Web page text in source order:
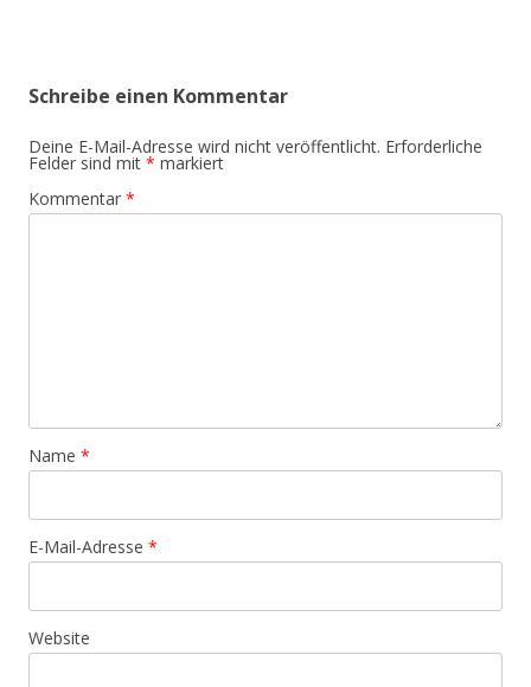
Schreibe einen Kommentar
Deine E-Mail-Adresse wird nicht veröffentlicht. Erforderliche
Felder sind mit * markiert
Kommentar *
Name *
E-Mail-Adresse *
Website